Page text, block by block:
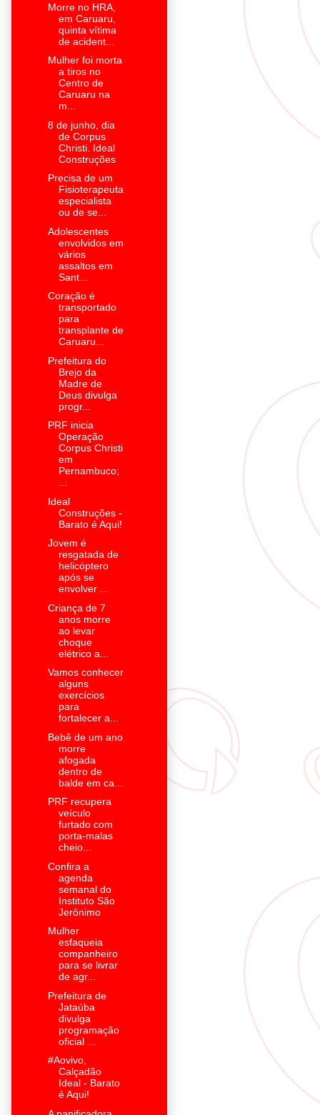
Morre no HRA,
em Caruaru,
quinta vítima
de acident...
Mulher foi morta
a tiros no
Centro de
Caruaru na
m...
8 de junho, dia
de Corpus
Christi. Ideal
Construções
Precisa de um
Fisioterapeuta
especialista
ou de se...
Adolescentes
envolvidos em
vários
assaltos em
Sant...
Coração é
transportado
para
transplante de
Caruaru...
Prefeitura do
Brejo da
Madre de
Deus divulga
progr...
PRF inicia
Operação
Corpus Christi
em
Pernambuco;
...
Ideal
Construções -
Barato é Aqui!
Jovem é
resgatada de
helicóptero
após se
envolver ...
Criança de 7
anos morre
ao levar
choque
elétrico a...
Vamos conhecer
alguns
exercícios
para
fortalecer a...
Bebê de um ano
morre
afogada
dentro de
balde em ca...
PRF recupera
veículo
furtado com
porta-malas
cheio...
Confira a
agenda
semanal do
Instituto São
Jerônimo
Mulher
esfaqueia
companheiro
para se livrar
de agr...
Prefeitura de
Jataúba
divulga
programação
oficial ...
#Aovivo,
Calçadão
Ideal - Barato
é Aqui!